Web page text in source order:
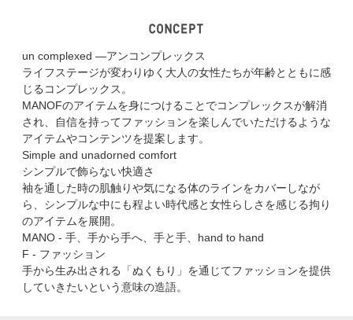
ブランド MANOF
カテゴリ
サイズ
掲載雑誌
価格
円～ 円
un complexed ―アンコンプレックス
ライフステージが変わりゆく大人の女性たちが年齢とともに感
じるコンプレックス。
MANOFのアイテムを身につけることでコンプレックスが解消
され、自信を持ってファッションを楽しんでいただけるような
アイテムやコンテンツを提案します。
Simple and unadorned comfort
シンプルで飾らない快適さ
袖を通した時の肌触りや気になる体のラインをカバーしなが
ら、シンプルな中にも程よい時代感と女性らしさを感じる拘り
のアイテムを展開。
MANO - 手、手から手へ、手と手、hand to hand
F - ファッション
手から生み出される「ぬくもり」を通じてファッションを提供
していきたいという意味の造語。